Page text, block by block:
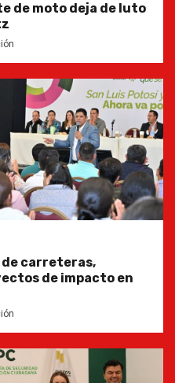
de moto deja de luto
de carreteras,
de impacto en